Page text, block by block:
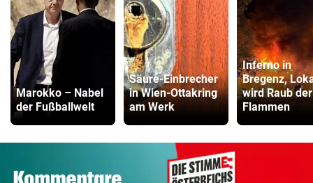
Marokko – Nabel
der Fußballwelt
Säure-Einbrecher
in Wien-Ottakring
am Werk
Inferno in
Bregenz,
wird Raub der
Flammen